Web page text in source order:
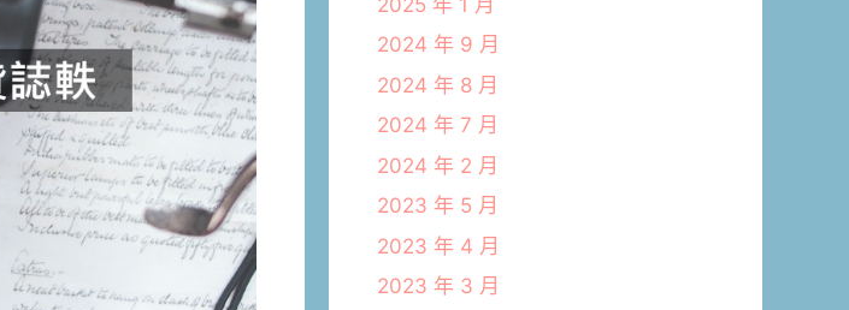
2024 年 9 月
2024 年 8 月
2024 年 7 月
2024 年 2 月
2023 年 5 月
2023 年 4 月
2023 年 3 月